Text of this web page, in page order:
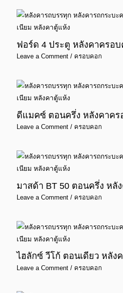
ฟอร์ด 4 ประตู หลังคาครอ
Leave a Comment / ครอบคอก
ดีแมคซ์ ตอนครึ่ง หลังคาค
Leave a Comment / ครอบคอก
มาสด้า BT 50 ตอนครึ่ง หลั
Leave a Comment / ครอบคอก
ไฮลักซ์ วีโก้ ตอนเดียว หลัง
Leave a Comment / ครอบคอก